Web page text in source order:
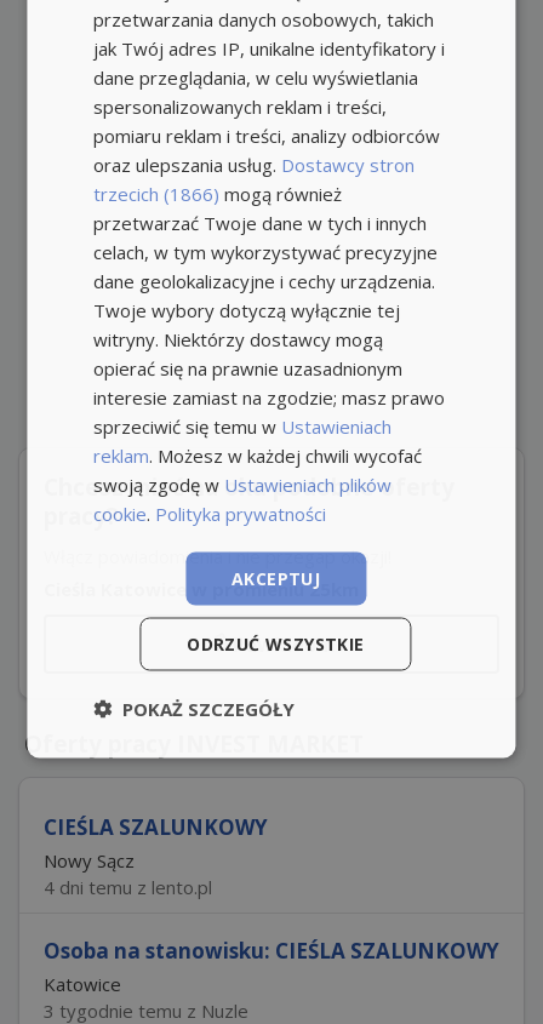
Chcesz mieć na oku podobne oferty
pracy?
Włącz powiadomienia i nie przegap okazji!
Cieśla Katowice w promieniu 25km
Powiadom
Oferty pracy INVEST MARKET
CIEŚLA SZALUNKOWY
Nowy Sącz
4 dni temu z lento.pl
Osoba na stanowisku: CIEŚLA SZALUNKOWY
Katowice
3 tygodnie temu z Nuzle
przetwarzania danych osobowych, takich
jak Twój adres IP, unikalne identyfikatory i
dane przeglądania, w celu wyświetlania
spersonalizowanych reklam i treści,
pomiaru reklam i treści, analizy odbiorców
oraz ulepszania usług. Dostawcy stron
trzecich (1866) mogą również
przetwarzać Twoje dane w tych i innych
celach, w tym wykorzystywać precyzyjne
dane geolokalizacyjne i cechy urządzenia.
Twoje wybory dotyczą wyłącznie tej
witryny. Niektórzy dostawcy mogą
opierać się na prawnie uzasadnionym
interesie zamiast na zgodzie; masz prawo
sprzeciwić się temu w Ustawieniach
reklam. Możesz w każdej chwili wycofać
swoją zgodę w Ustawieniach plików
cookie. Polityka prywatności
AKCEPTUJ
ODRZUĆ WSZYSTKIE
POKAŻ SZCZEGÓŁY